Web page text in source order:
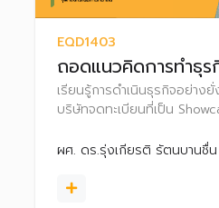
EQD1403
ถอดแนวคิดการทำธุ
เรียนรู้การดำเนินธุรกิจอย่า
บริษัทจดทะเบียนที่เป็น
วิเคราะห์เพื่อประกอบการตัดสิน
ผศ. ดร.รุ่งเกียรติ รัตนบานชื่น